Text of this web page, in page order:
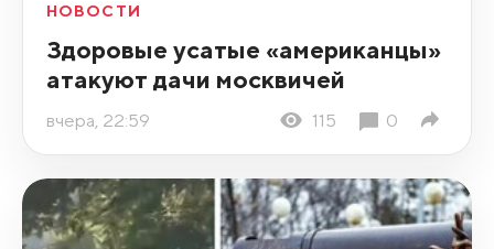
НОВОСТИ
Здоровые усатые «американцы»
атакуют дачи москвичей
вчера, 22:59 115 0